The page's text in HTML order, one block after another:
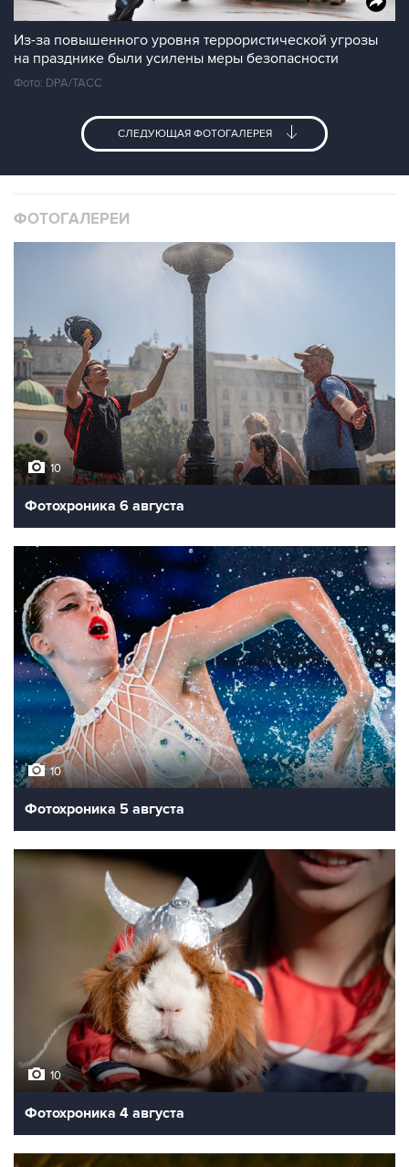
Из-за повышенного уровня террористической угрозы
на празднике были усилены меры безопасности
Фото: DPA/ТАСС
СЛЕДУЮЩАЯ ФОТОГАЛЕРЕЯ
ФОТОГАЛЕРЕИ
10
Фотохроника 6 августа
10
Фотохроника 5 августа
10
Фотохроника 4 августа